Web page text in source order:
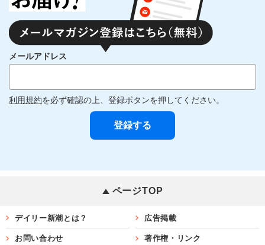
メールアドレス
利用規約を必ず確認の上、登録ボタンを押してください。
ページTOP
デイリー新潮とは？ 広告掲載
お問い合わせ 著作権・リンク